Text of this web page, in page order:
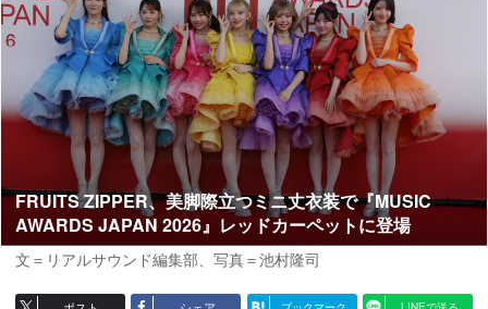
FRUITS ZIPPER、美脚際立つミニ丈衣装で『MUSIC
AWARDS JAPAN 2026』レッドカーペットに登場
文＝リアルサウンド編集部、 写真＝池村隆司